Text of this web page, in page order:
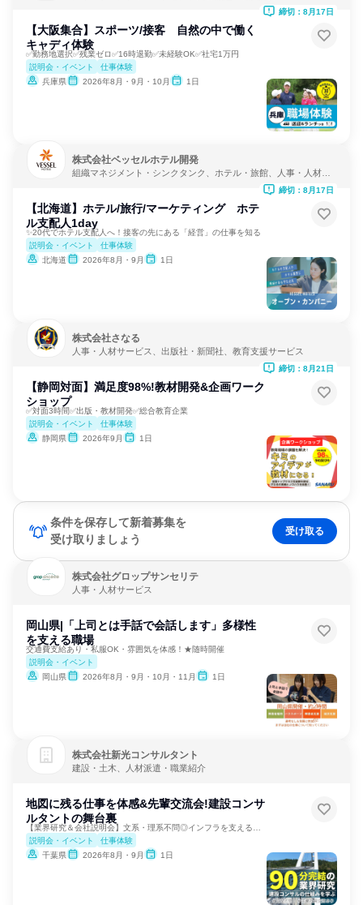
【大阪集合】スポーツ/接客 自然の中で働く
キャディ体験
✅勤務地選択✅残業ゼロ✅16時退勤✅未経験OK✅社宅1万円
説明会・イベント
仕事体験
兵庫県
2026年8月・9月・10月 1日
締切：8月17日
株式会社ベッセルホテル開発
組織マネジメント・シンクタンク、ホテル・旅館、人事・人材サ
【北海道】ホテル/旅行/マーケティング ホテ
ル支配人1day
✨20代でホテル支配人へ！接客の先にある「経営」の仕事を知る
説明会・イベント
仕事体験
北海道
2026年8月・9月 1日
締切：8月17日
株式会社さなる
人事・人材サービス、出版社・新聞社、教育支援サービス
【静岡対面】満足度98%!教材開発&企画ワーク
ショップ
✅対面3時間✅出版・教材開発✅総合教育企業
説明会・イベント
仕事体験
静岡県
2026年9月 1日
締切：8月21日
条件を保存して新着募集を
受け取りましょう
受け取る
株式会社グロップサンセリテ
人事・人材サービス
岡山県|「上司とは手話で会話します」多様性
を支える職場
交通費支給あり・私服OK・雰囲気を体感！★随時開催
説明会・イベント
岡山県
2026年8月・9月・10月・11月 1日
株式会社新光コンサルタント
建設・土木、人材派遣・職業紹介
地図に残る仕事を体感&先輩交流会!建設コンサ
ルタントの舞台裏
説明会・イベント
仕事体験
千葉県
2026年8月・9月 1日